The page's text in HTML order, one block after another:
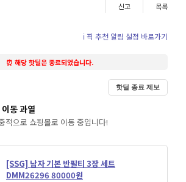
신고
목록
ℹ️ 픽 추천 알림 설정 바로가기
⏰ 해당 핫딜은 종료되었습니다.
핫딜 종료 제보
동 과열
적으로 쇼핑몰로 이동 중입니다!
[SSG] 남자 기본 반팔티 3장 세트
DMM26296 80000원